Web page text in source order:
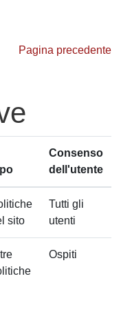
Pagina precedente
Consenso
dell'utente
sito
Tutti gli
utenti
Ospiti